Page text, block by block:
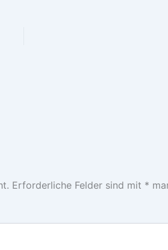
Erforderliche Felder sind mit *